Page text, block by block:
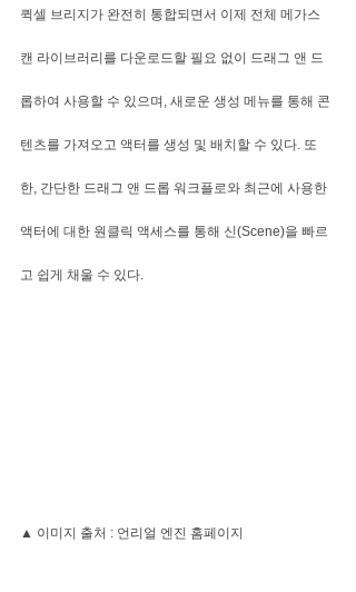
퀵셀 브리지가 완전히 통합되면서 이제 전체 메가스
캔 라이브러리를 다운로드할 필요 없이 드래그 앤 드
롭하여 사용할 수 있으며, 새로운 생성 메뉴를 통해 콘
텐츠를 가져오고 액터를 생성 및 배치할 수 있다. 또
한, 간단한 드래그 앤 드롭 워크플로와 최근에 사용한
액터에 대한 원클릭 액세스를 통해 신(Scene)을 빠르
고 쉽게 채울 수 있다.
▲ 이미지 출처 : 언리얼 엔진 홈페이지